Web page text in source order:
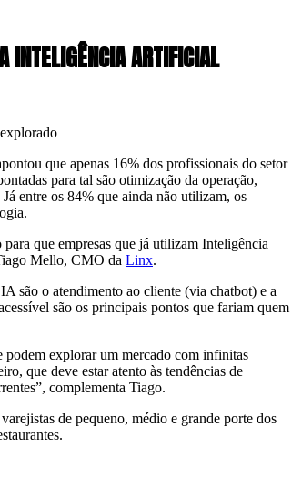
ARTIFICIAL
que apenas 16% dos profissionais do setor
para tal são otimização da operação,
entre os 84% que ainda não utilizam, os
que empresas que já utilizam Inteligência
Mello, CMO da Linx.
são o atendimento ao cliente (via chatbot) e a
são os principais pontos que fariam quem
podem explorar um mercado com infinitas
que deve estar atento às tendências de
complementa Tiago.
de pequeno, médio e grande porte dos